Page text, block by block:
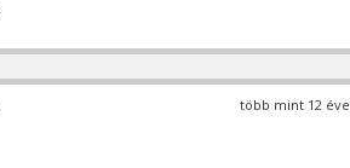
több mint 12 éve